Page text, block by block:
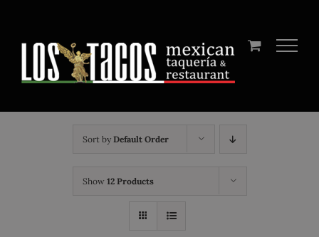
content
Sort by Default Order
Show 12 Products